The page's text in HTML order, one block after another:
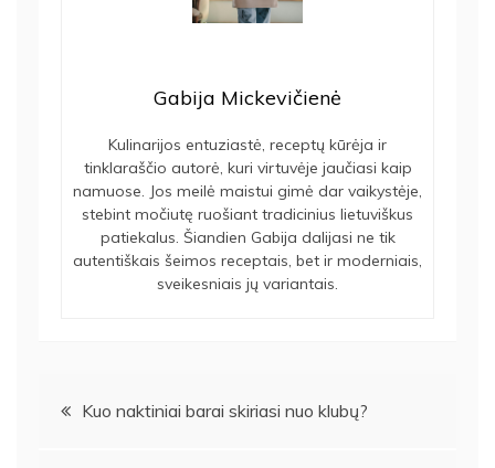
Gabija Mickevičienė
Kulinarijos entuziastė, receptų kūrėja ir
tinklaraščio autorė, kuri virtuvėje jaučiasi kaip
namuose. Jos meilė maistui gimė dar vaikystėje,
stebint močiutę ruošiant tradicinius lietuviškus
patiekalus. Šiandien Gabija dalijasi ne tik
autentiškais šeimos receptais, bet ir moderniais,
sveikesniais jų variantais.
Navigacija
Kuo naktiniai barai skiriasi nuo klubų?